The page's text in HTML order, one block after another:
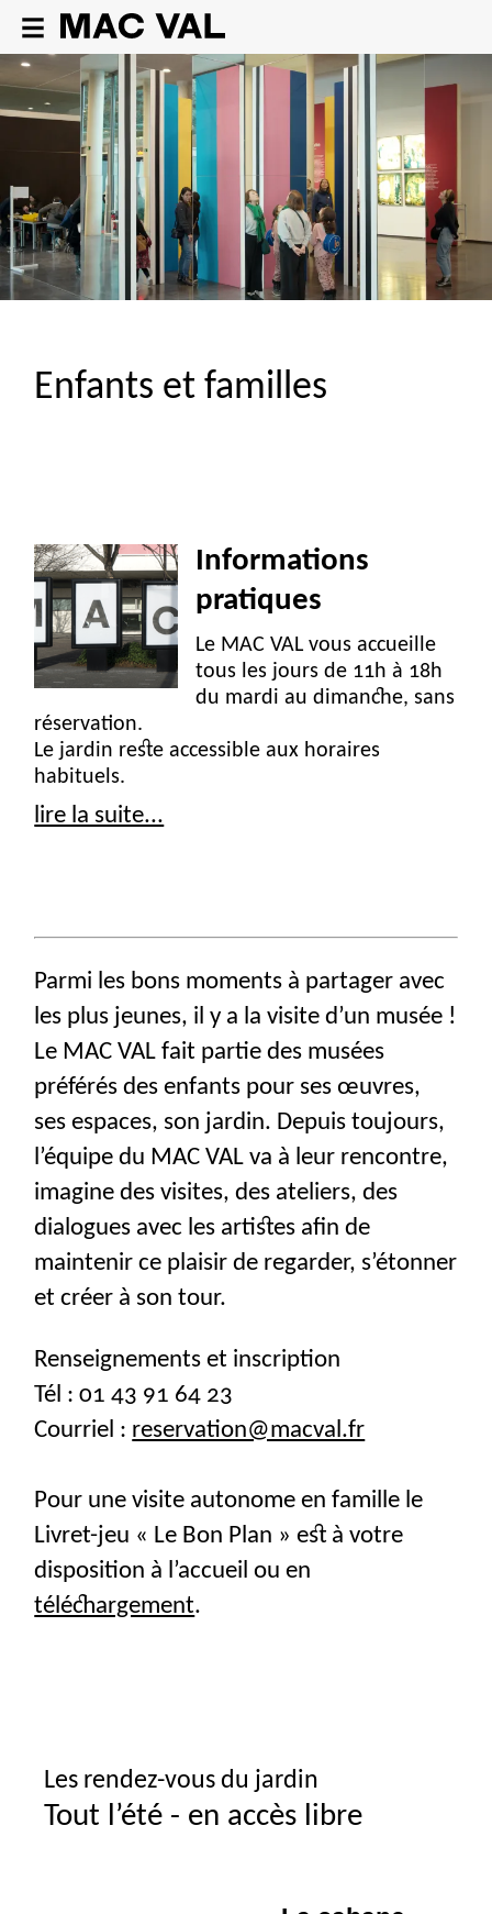
Enfants et familles
Informations
pratiques
Le MAC VALvous accueille
tous les jours de 11h à 18h
du mardi au dimanche, sans
réservation.
Le jardin reste accessible aux horaires
habituels.
lire la suite...
Parmi les bons moments à partager avec
les plus jeunes, il y a la visite d’un musée !
Le MAC VAL fait partie des musées
préférés des enfants pour ses œuvres,
ses espaces, son jardin. Depuis toujours,
l’équipe du MAC VAL va à leur rencontre,
imagine des visites, des ateliers, des
dialogues avec les artistes afin de
maintenir ce plaisir de regarder, s’étonner
et créer à son tour.
Renseignements et inscription
Tél : 01 43 91 64 23
Courriel : reservation@macval.fr
Pour une visite autonome en famille le
Livret-jeu « Le Bon Plan » est à votre
disposition à l’accueil ou en
téléchargement.
Les rendez-vous du jardin
Tout l’été - en accès libre